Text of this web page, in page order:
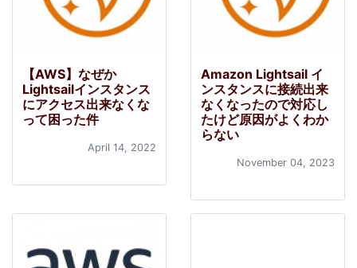
【AWS】なぜか
Lightsailインスタンス
にアクセス出来なくな
って困った件
April 14, 2022
Amazon Lightsail イ
ンスタンスに接続出来
なくなったので対応し
たけど原因がよくわか
らない
November 04, 2023